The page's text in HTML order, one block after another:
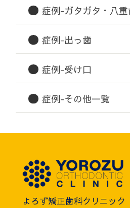
症例-ガタガタ・八重
症例-出っ歯
症例-受け口
症例-その他一覧
よろず矯正歯科クリニック